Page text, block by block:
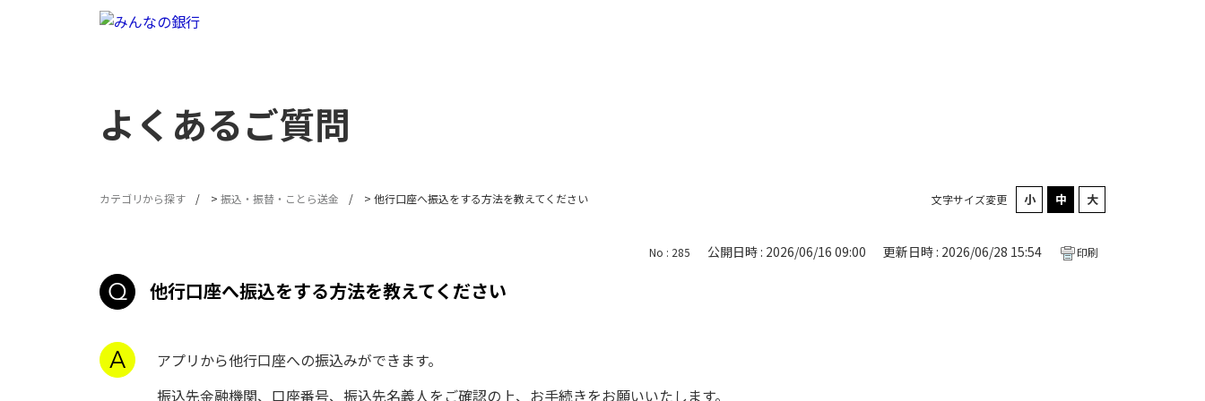
よくあるご質問
文字サイズ変更
カテゴリから探す > 振込・振替・ことら送金 > 他行口座へ振込をする方法を教えてください
No : 285 公開日時 : 2026/06/16 09:00 更新日時 : 2026/06/28 15:54 印刷
他行口座へ振込をする方法を教えてください
アプリから他行口座への振込みができます。
振込先金融機関、口座番号、振込先名義人をご確認の上、お手続きをお願いいたします。